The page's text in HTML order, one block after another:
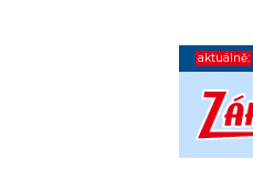
aktuálně: